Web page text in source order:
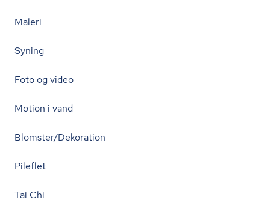
Maleri
Syning
Foto og video
Motion i vand
Blomster/Dekoration
Pileflet
Tai Chi